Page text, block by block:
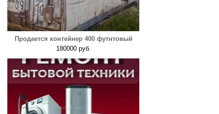
Продается контейнер 400 футнтовый
180000 руб.